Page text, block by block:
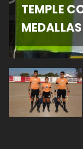
TEMPLE